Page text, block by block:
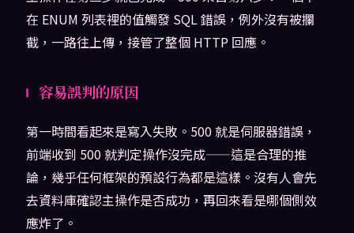
在 ENUM 列表裡的值觸發 SQL 錯誤，例外沒有被攔
截，一路往上傳，接管了整個 HTTP 回應。
容易誤判的原因
第一時間看起來是寫入失敗。500 就是伺服器錯誤，
前端收到 500 就判定操作沒完成——這是合理的推
論，幾乎任何框架的預設行為都是這樣。沒有人會先
去資料庫確認主操作是否成功，再回來看是哪個側效
應炸了。